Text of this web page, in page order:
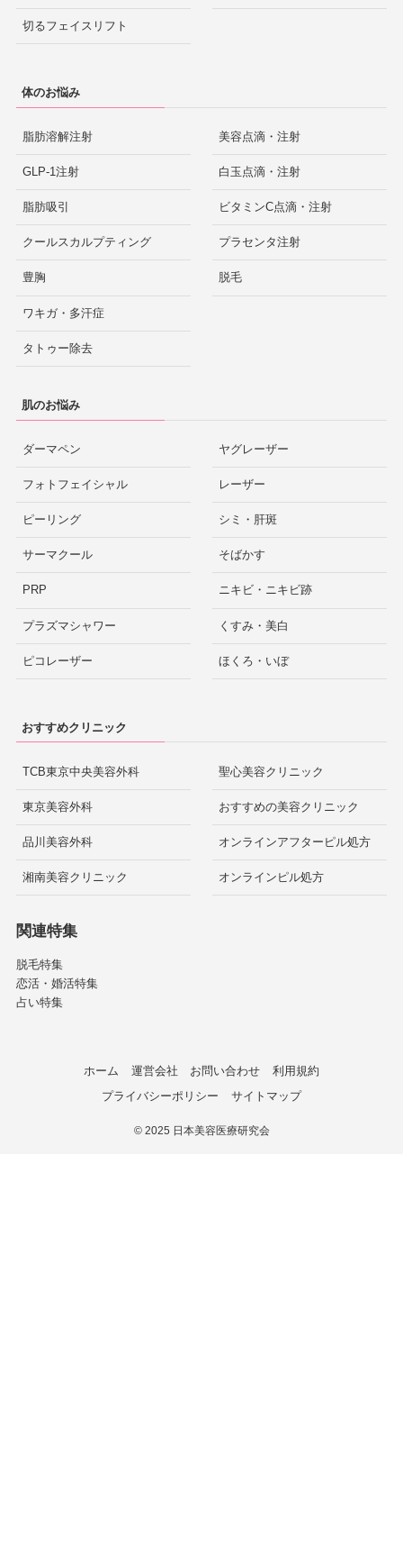
切るフェイスリフト
体のお悩み
脂肪溶解注射
GLP-1注射
脂肪吸引
クールスカルプティング
豊胸
ワキガ・多汗症
タトゥー除去
美容点滴・注射
白玉点滴・注射
ビタミンC点滴・注射
プラセンタ注射
脱毛
肌のお悩み
ダーマペン
フォトフェイシャル
ピーリング
サーマクール
PRP
プラズマシャワー
ピコレーザー
ヤグレーザー
レーザー
シミ・肝斑
そばかす
ニキビ・ニキビ跡
くすみ・美白
ほくろ・いぼ
おすすめクリニック
TCB東京中央美容外科
東京美容外科
品川美容外科
湘南美容クリニック
聖心美容クリニック
おすすめの美容クリニック
オンラインアフターピル処方
オンラインピル処方
関連特集
脱毛特集
恋活・婚活特集
占い特集
ホーム 運営会社 お問い合わせ
利用規約
プライバシーポリシー
サイトマップ
©2025 日本美容医療研究会